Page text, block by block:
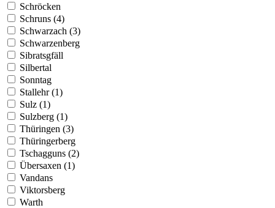
Schröcken
Schruns (4)
Schwarzach (3)
Schwarzenberg
Sibratsgfäll
Silbertal
Sonntag
Stallehr (1)
Sulz (1)
Sulzberg (1)
Thüringen (3)
Thüringerberg
Tschagguns (2)
Übersaxen (1)
Vandans
Viktorsberg
Warth